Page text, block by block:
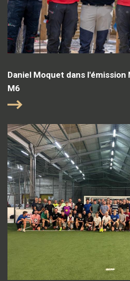
Daniel Moquet dans l'émission
M6